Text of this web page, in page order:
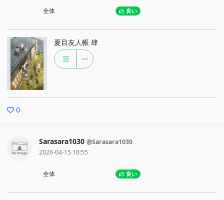
全体 良い
夏目友人帳 肆
0
Sarasara1030 @Sarasara1030
2026-04-15 10:55
全体 良い